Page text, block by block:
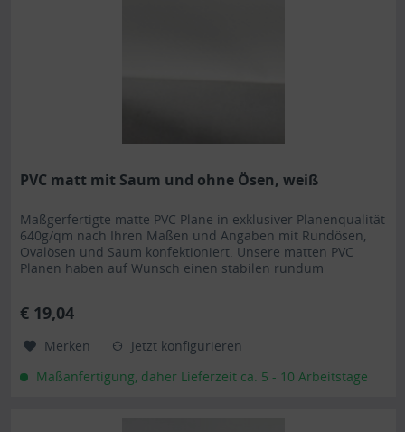
PVC matt mit Saum und ohne Ösen, weiß
Maßgerfertigte matte PVC Plane in exklusiver Planenqualität
640g/qm nach Ihren Maßen und Angaben mit Rundösen,
Ovalösen und Saum konfektioniert. Unsere matten PVC
Planen haben auf Wunsch einen stabilen rundum
verzinkten Ösen oder auf Wunsch auch mit Edelstahlösen...
€ 19,04
Merken
Jetzt konfigurieren
Maßanfertigung, daher Lieferzeit ca. 5 - 10 Arbeitstage